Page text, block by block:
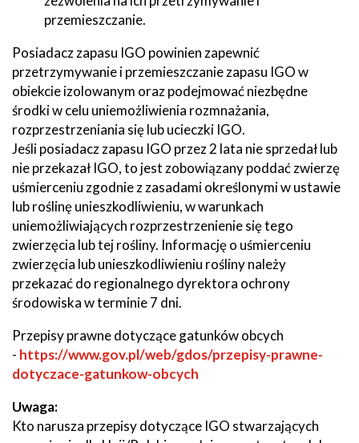
przemieszczanie.
Posiadacz zapasu IGO powinien zapewnić
przetrzymywanie i przemieszczanie zapasu IGO w
obiekcie izolowanym oraz podejmować niezbędne
środki w celu uniemożliwienia rozmnażania,
rozprzestrzeniania się lub ucieczki IGO.
Jeśli posiadacz zapasu IGO przez 2 lata nie sprzedał lub
nie przekazał IGO, to jest zobowiązany poddać zwierzę
uśmierceniu zgodnie z zasadami określonymi w ustawie
lub roślinę unieszkodliwieniu, w warunkach
uniemożliwiających rozprzestrzenienie się tego
zwierzęcia lub tej rośliny. Informację o uśmierceniu
zwierzęcia lub unieszkodliwieniu rośliny należy
przekazać do regionalnego dyrektora ochrony
środowiska w terminie 7 dni.
Przepisy prawne dotyczące gatunków obcych
- https://www.gov.pl/web/gdos/przepisy-prawne-
dotyczace-gatunkow-obcych
Uwaga:
Kto narusza przepisy dotyczące IGO stwarzających